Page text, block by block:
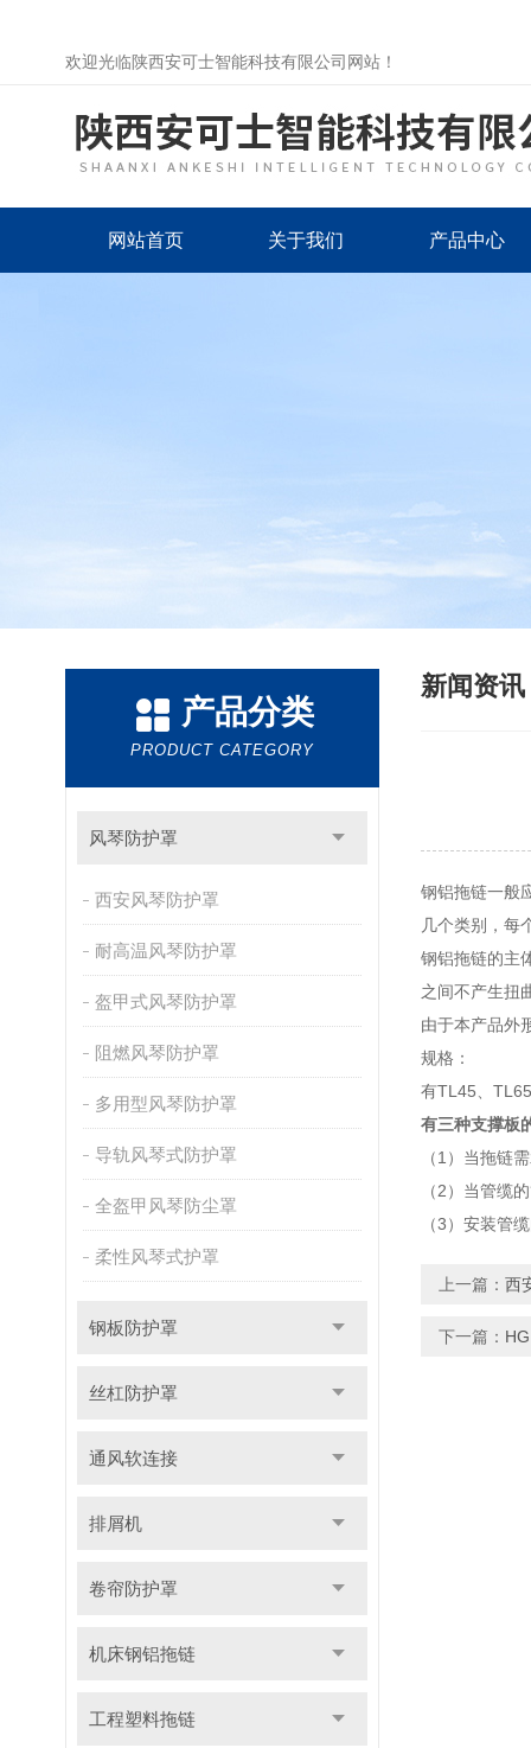
欢迎光临陕西安可士智能科技有限公司网站！
网站首页 关于我们 产品中心
产品分类
PRODUCT CATEGORY
风琴防护罩
西安风琴防护罩
耐高温风琴防护罩
盔甲式风琴防护罩
阻燃风琴防护罩
多用型风琴防护罩
导轨风琴式防护罩
全盔甲风琴防尘罩
柔性风琴式护罩
钢板防护罩
丝杠防护罩
通风软连接
排屑机
卷帘防护罩
机床钢铝拖链
工程塑料拖链
新闻资讯
钢铝拖链一般
几个类别，每
钢铝拖链的主
之间不产生扭
由于本产品外
规格：
有TL45、
有三种支撑板
（1）当拖链
（2）当管缆
（3）安装管
上一篇： 西
下一篇：